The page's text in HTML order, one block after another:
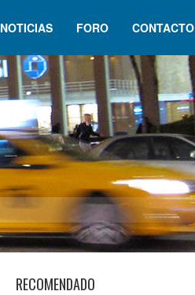
NOTICIAS FORO CONTACTO
RECOMENDADO